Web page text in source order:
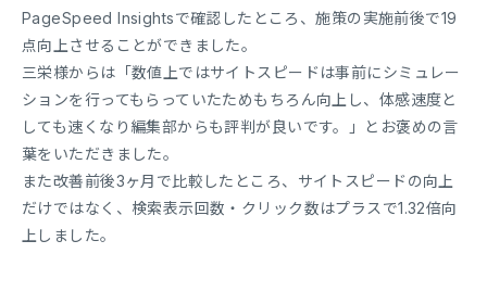
PageSpeed Insightsで確認したところ、施策の実施前後で19
点向上させることができました。
三栄様からは「数値上ではサイトスピードは事前にシミュレー
ションを行ってもらっていたためもちろん向上し、体感速度と
しても速くなり編集部からも評判が良いです。」とお褒めの言
葉をいただきました。
また改善前後3ヶ月で比較したところ、サイトスピードの向上
だけではなく、検索表示回数・クリック数はプラスで1.32倍向
上しました。